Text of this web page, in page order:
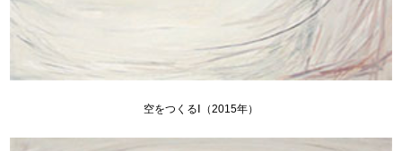
空をつくるⅠ（2015年）